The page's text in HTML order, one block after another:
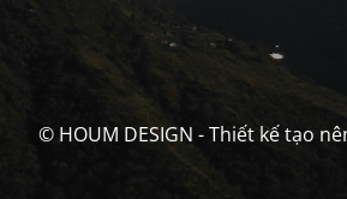
© HOUM DESIGN - Thiết kế tạo